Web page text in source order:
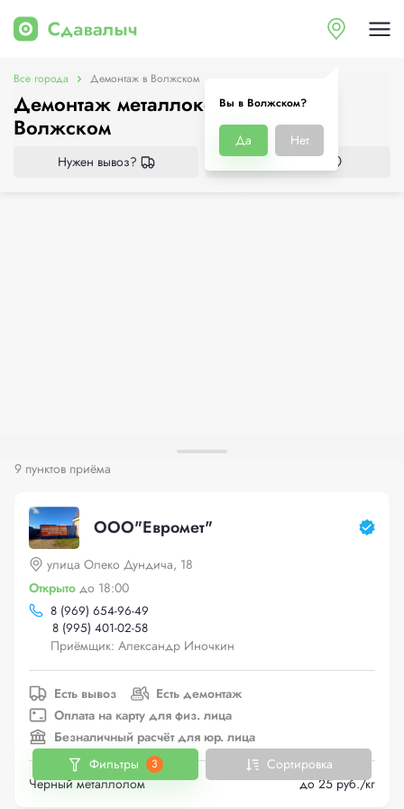
Вы в Волжском?
Да Нет
Все города Демонтаж в Волжском
Демонтаж металлоконструкций в
Волжском
Нужен вывоз? Все приёмки
9 пунктов приёма
ООО"Евромет"
улица Олеко Дундича, 18
Открыто до 18:00
8 (969) 654-96-49
8 (995) 401-02-58
Приёмщик: Александр Иночкин
Есть вывоз
Есть демонтаж
Оплата на карту для физ. лица
Безналичный расчёт для юр. лица
Черный металлолом до 25 руб./кг
Фильтры 3 Сортировка